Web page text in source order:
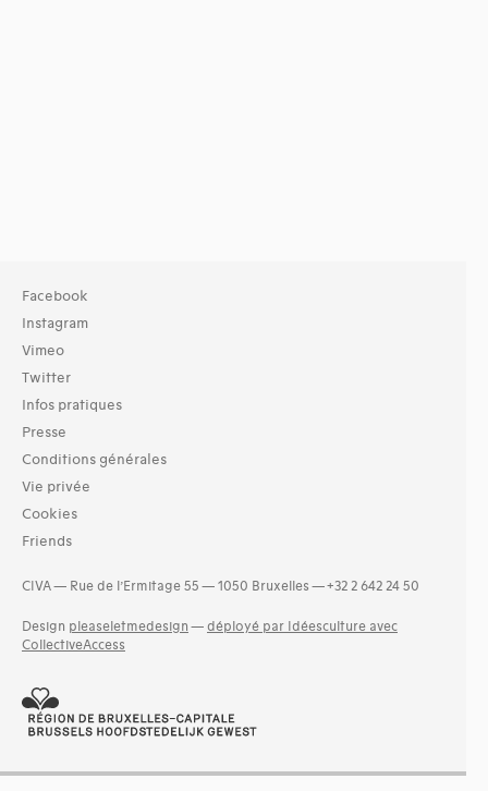
Facebook
Instagram
Vimeo
Twitter
Infos pratiques
Presse
Conditions générales
Vie privée
Cookies
Friends
CIVA — Rue de l’Ermitage 55 — 1050 Bruxelles — +32 2 642 24 50
Design pleaseletmedesign — déployé par Idéesculture avec
CollectiveAccess